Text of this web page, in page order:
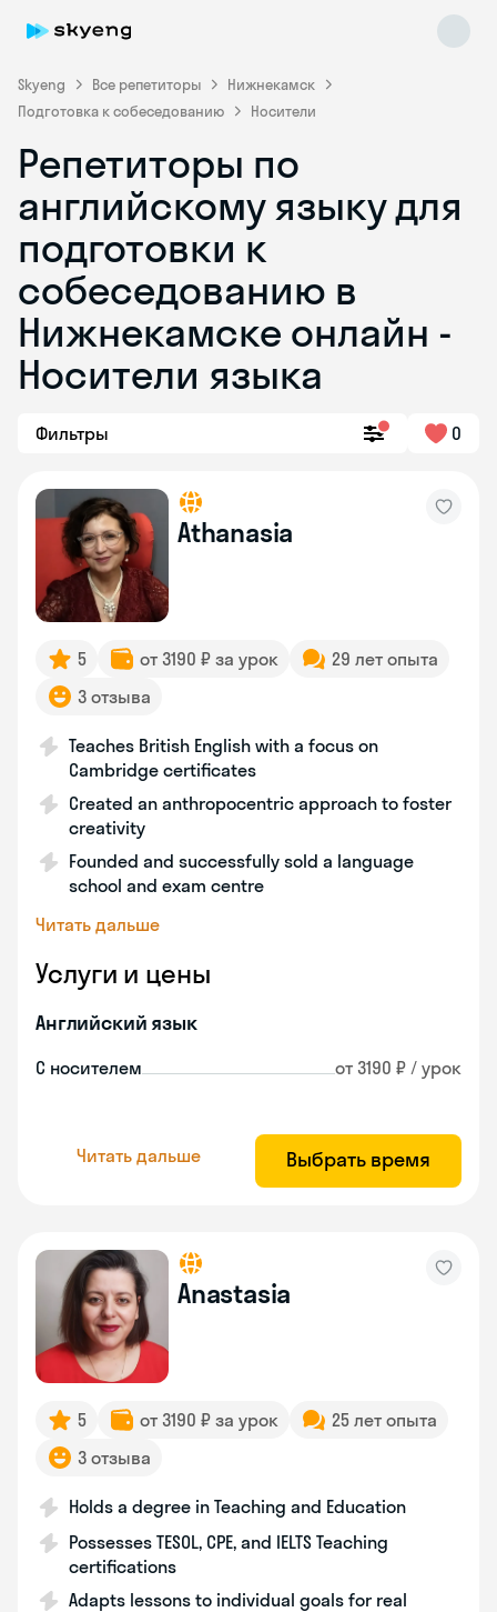
Skyeng Все репетиторы
Нижнекамск
Подготовка к собеседованию
Носители
Репетиторы по
английскому языку для
подготовки к
собеседованию в
Нижнекамске онлайн -
Носители языка
Фильтры 0
Athanasia
5 от 3190 ₽ за урок
29 лет опыта
3 отзыва
Teaches British English with a focus on
Cambridge certificates
Created an anthropocentric approach to foster
creativity
Founded and successfully sold a language
school and exam centre
Читать дальше
Услуги и цены
Английский язык
С носителем от 3190 ₽ / урок
Читать дальше Выбрать время
Anastasia
5 от 3190 ₽ за урок
25 лет опыта
3 отзыва
Holds a degree in Teaching and Education
Possesses TESOL, CPE, and IELTS Teaching
certifications
Adapts lessons to individual goals for real
Skyeng Chat